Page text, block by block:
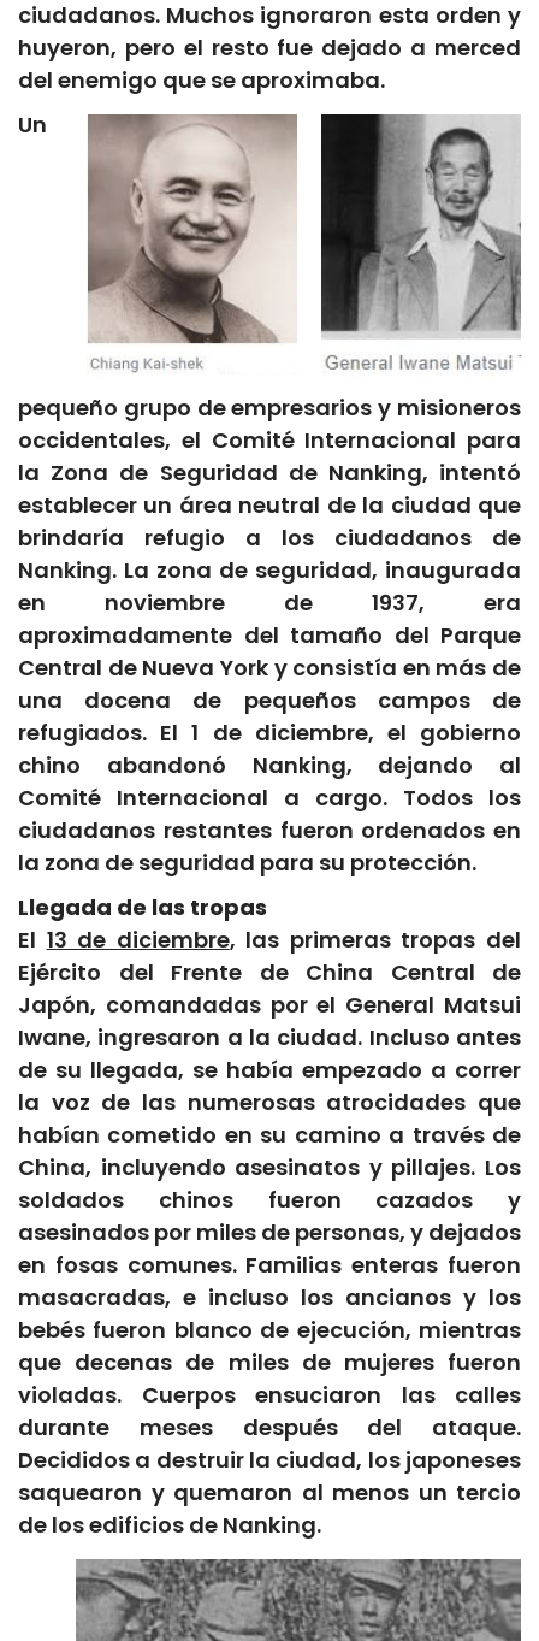
ciudadanos. Muchos ignoraron esta orden y
huyeron, pero el resto fue dejado a merced
del enemigo que se aproximaba.
Un
pequeño grupo de empresarios y misioneros
occidentales, el Comité Internacional para
la Zona de Seguridad de Nanking, intentó
establecer un área neutral de la ciudad que
brindaría refugio a los ciudadanos de
Nanking. La zona de seguridad, inaugurada
en noviembre de 1937, era
aproximadamente del tamaño del Parque
Central de Nueva York y consistía en más de
una docena de pequeños campos de
refugiados. El 1 de diciembre, el gobierno
chino abandonó Nanking, dejando al
Comité Internacional a cargo. Todos los
ciudadanos restantes fueron ordenados en
la zona de seguridad para su protección.
Llegada de las tropas
El 13 de diciembre, las primeras tropas del
Ejército del Frente de China Central de
Japón, comandadas por el General Matsui
Iwane, ingresaron a la ciudad. Incluso antes
de su llegada, se había empezado a correr
la voz de las numerosas atrocidades que
habían cometido en su camino a través de
China, incluyendo asesinatos y pillajes. Los
soldados chinos fueron cazados y
asesinados por miles de personas, y dejados
en fosas comunes. Familias enteras fueron
masacradas, e incluso los ancianos y los
bebés fueron blanco de ejecución, mientras
que decenas de miles de mujeres fueron
violadas. Cuerpos ensuciaron las calles
durante meses después del ataque.
Decididos a destruir la ciudad, los japoneses
saquearon y quemaron al menos un tercio
de los edificios de Nanking.